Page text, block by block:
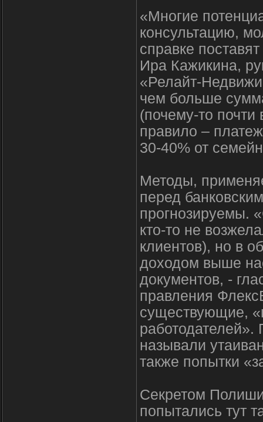
«Многие
консультацию,
справке
Ира Кажикина,
«Релайт-
чем больше
(почему-то почти
правило –
30-40% от
Методы,
перед
прогнозируемы.
кто-то не
клиентов), но в
доходом выше
документов, -
правления
существующие,
называли
также попытки
Секретом
попытались тут